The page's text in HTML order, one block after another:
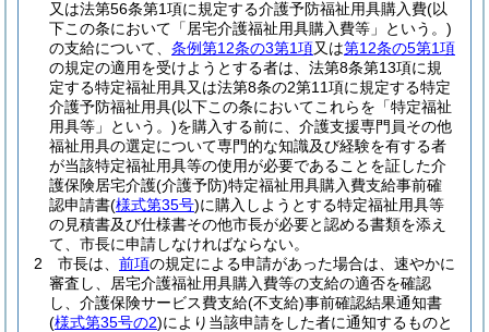
又は法第56条第1項に規定する介護予防福祉用具購入費(以
下この条において「居宅介護福祉用具購入費等」という。)
の支給について、 条例第12条の3第1項又は第12条の5第1項
の規定の適用を受けようとする者は、法第8条第13項に規
定する特定福祉用具又は法第8条の2第11項に規定する特定
介護予防福祉用具(以下この条においてこれらを「特定福祉
用具等」という。)を購入する前に、介護支援専門員その他
福祉用具の選定について専門的な知識及び経験を有する者
が当該特定福祉用具等の使用が必要であることを証した介
護保険居宅介護(介護予防)特定福祉用具購入費支給事前確
認申請書(様式第35号)に購入しようとする特定福祉用具等
の見積書及び仕様書その他市長が必要と認める書類を添え
て、市長に申請しなければならない。
2
市長は、 前項の規定による申請があった場合は、速やかに
審査し、居宅介護福祉用具購入費等の支給の適否を確認
し、介護保険サービス費支給(不支給)事前確認結果通知書
(様式第35号の2)により当該申請をした者に通知するものと